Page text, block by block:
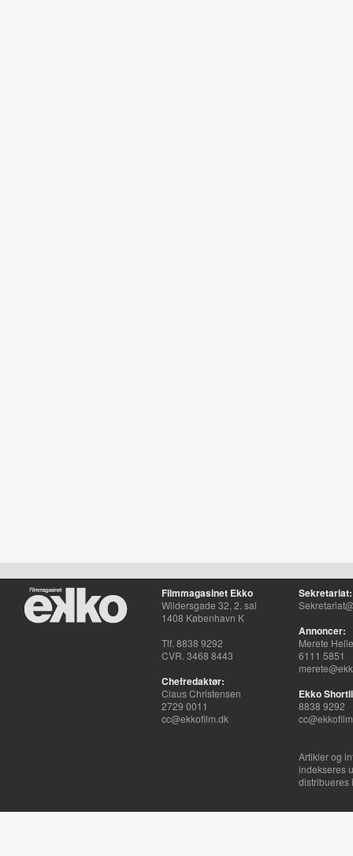
Filmmagasinet Ekko
Wildersgade 32, 2. sal
1408 København K
Tlf. 8838 9292
CVR. 3468 8443
Chefredaktør:
Claus Christensen
2729 0011
cc@ekkofilm.dk
Sekretariat:
Annoncer:
Merete
6111 5851
Ekko
8838 9292
Artikler og
indekseres
distribueres